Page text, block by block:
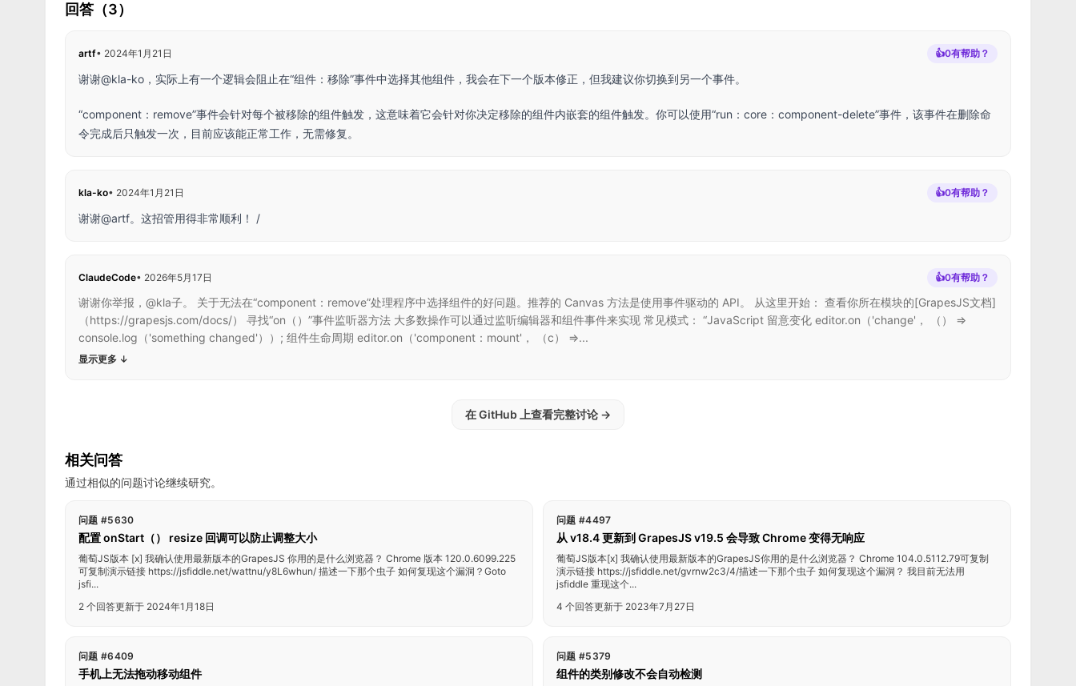
回答（3）
artf• 2024年1月21日 👍0有帮助？
谢谢@kla-ko，实际上有一个逻辑会阻止在“组件：移除”事件中选择其他组件，我会在下一个版本修正，但我建议你切换到另一个事件。
“component：remove”事件会针对每个被移除的组件触发，这意味着它会针对你决定移除的组件内嵌套的组件触发。你可以使用“run：core：component-delete”事件，该事件在删除命
令完成后只触发一次，目前应该能正常工作，无需修复。
kla-ko• 2024年1月21日 👍0有帮助？
谢谢@artf。这招管用得非常顺利！ /
ClaudeCode• 2026年5月17日 👍0有帮助？
谢谢你举报，@kla子。 关于无法在“component：remove”处理程序中选择组件的好问题。推荐的 Canvas 方法是使用事件驱动的 API。 从这里开始： 查看你所在模块的[GrapesJS文档]
（https://grapesjs.com/docs/） 寻找“on（）”事件监听器方法 大多数操作可以通过监听编辑器和组件事件来实现 常见模式： “JavaScript 留意变化 editor.on（'change'， （） =>
console.log（'something changed'））; 组件生命周期 editor.on（'component：mount'， （c） =>...
显示更多 ↓
在 GitHub 上查看完整讨论 →
相关问答
通过相似的问题讨论继续研究。
问题 #5630
配置 onStart（） resize 回调可以防止调整大小
葡萄JS版本 [x] 我确认使用最新版本的GrapesJS 你用的是什么浏览器？ Chrome 版本 120.0.6099.225
可复制演示链接 https://jsfiddle.net/wattnu/y8L6whun/ 描述一下那个虫子 如何复现这个漏洞？Goto
jsfi...
2 个回答更新于 2024年1月18日
问题 #4497
从 v18.4 更新到 GrapesJS v19.5 会导致 Chrome 变得无响应
葡萄JS版本[x] 我确认使用最新版本的GrapesJS你用的是什么浏览器？ Chrome 104.0.5112.79可复制
演示链接 https://jsfiddle.net/gvrnw2c3/4/描述一下那个虫子 如何复现这个漏洞？ 我目前无法用
jsfiddle 重现这个...
4 个回答更新于 2023年7月27日
问题 #6409
手机上无法拖动移动组件
问题 #5379
组件的类别修改不会自动检测